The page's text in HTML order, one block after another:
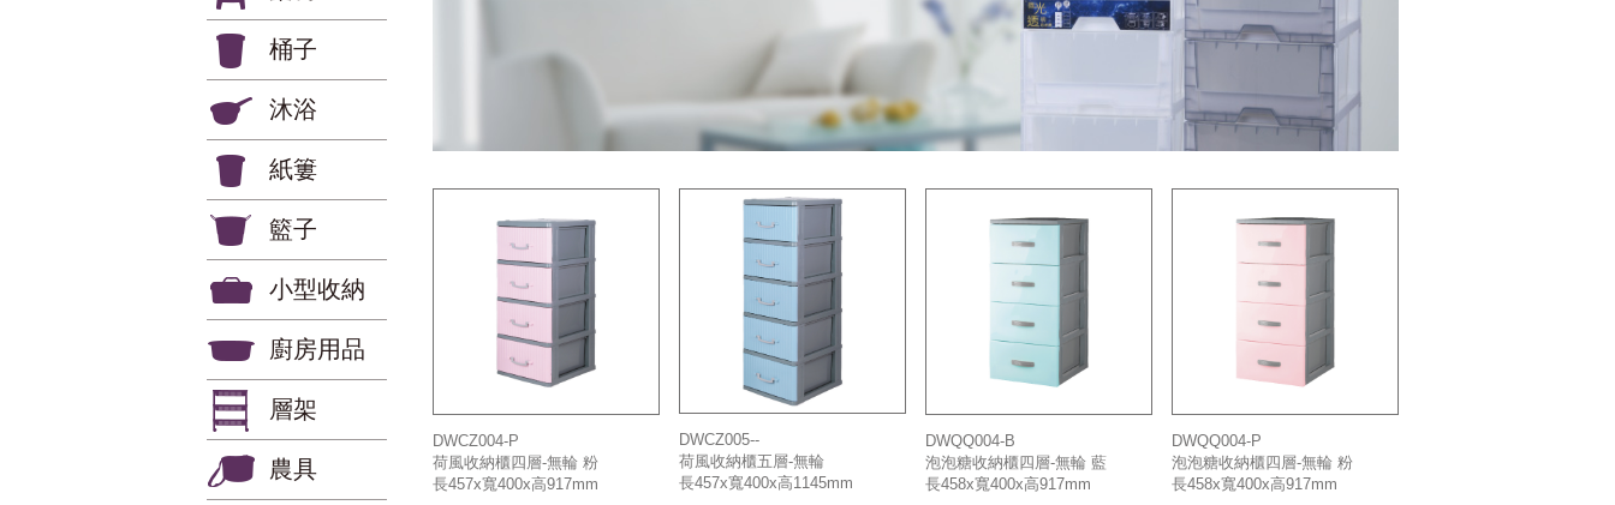
桶子
沐浴
紙簍
籃子
小型收納
廚房用品
層架
農具
DWCZ004-P
荷風收納櫃四層-無輪 粉
長457x寬400x高917mm
DWCZ005--
荷風收納櫃五層-無輪
長457x寬400x高1145mm
DWQQ004-B
泡泡糖收納櫃四層-無輪 藍
長458x寬400x高917mm
DWQQ004-P
泡泡糖收納櫃四層-無輪 粉
長458x寬400x高917mm